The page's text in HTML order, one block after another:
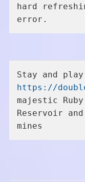
hard
error.
https://
majestic
Reservoir
mines